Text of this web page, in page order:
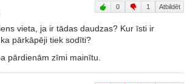
0 1 Atbildēt
vieta, ja ir tādas daudzas? Kur īsti ir
pārkāpēji tiek sodīti?
pārdienām zīmi mainītu.